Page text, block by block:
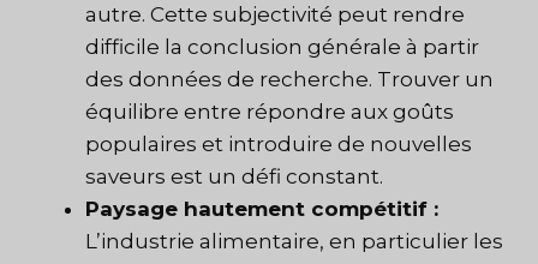
autre. Cette subjectivité peut rendre
difficile la conclusion générale à partir
des données de recherche. Trouver un
équilibre entre répondre aux goûts
populaires et introduire de nouvelles
saveurs est un défi constant.
Paysage hautement compétitif :
L’industrie alimentaire, en particulier les